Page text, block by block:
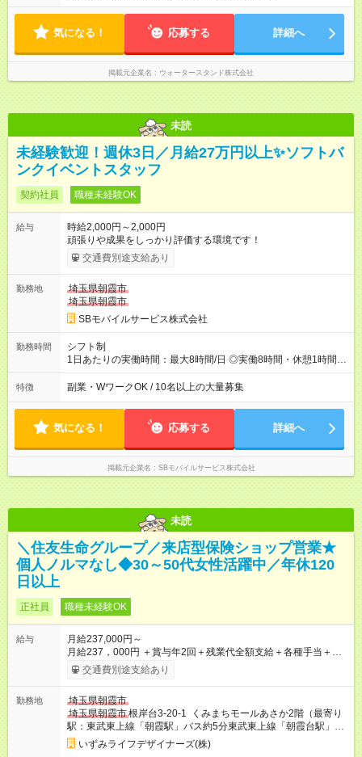
気になる！ 応募する 詳細へ
掲載元企業名 ウォータースタンド株式会社
未読
未経験歓迎！週休3日／月給27万円以上✨ソフトバ
ンクイベントスタッフ
契約社員 職種未経験OK
給与
時給2,000円～2,000円
頑張りや成果をしっかり評価する環境です！
交通費別途支給あり
勤務地
埼玉県朝霞市
埼玉県朝霞市
SBモバイルサービス株式会社
勤務時間
シフト制
1日あたりの実働時間：最大8時間/日 ◎実働8時間・休憩1時間 ◎
残業は月平均5時間程度です
特徴 副業・WワークOK / 10名以上の大量募集
気になる！ 応募する 詳細へ
掲載元企業名 SBモバイルサービス株式会社
未読
＼住友生命グループ／来店型保険ショップ営業★
個人ノルマなし◆30～50代女性活躍中／年休120
日以上
正社員 職種未経験OK
給与
月給237,000円～
月給237，000円 ＋賞与年2回＋残業代全額支給＋各種手当＋ホ
スピタリティ実践支給金（店舗実績による／年4回） （試用期間
中の給与） 1～3ヶ月目：月給223，000円 4～6ヶ月目：月給
期間あり 試用期間の長さ：6ヶ月 ※ 雇用形態と給与に、本採用
時と異なる部分があります。 雇用形態：本採用時と同じです。
給与：月給 223,000円 ～ 228,000円
交通費別途支給あり
勤務地
埼玉県朝霞市
埼玉県朝霞市根岸台3-20-1 くみまちモールあさか2階（最寄り
駅：東武東上線「朝霞駅」バス約5分東武東上線「朝霞台駅」バ
ス約7分JR武蔵野線「北朝霞駅」バス約7分 「宮台」停留所下
いずみライフデザイナーズ(株)